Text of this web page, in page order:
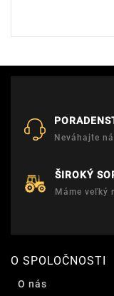
Neváhajte
ŠIROKÝ
Máme veľký
O SPOLOČNOSTI
O nás